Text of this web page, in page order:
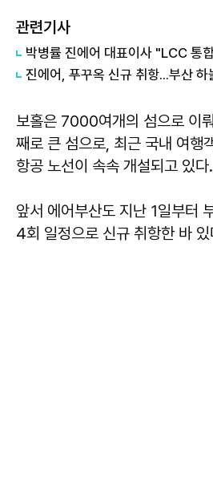
관련기사
박병률 진에어 대표이사 "LCC 통
진에어, 푸꾸옥 신규 취항...부산 하
보홀은 7000여개의 섬으로 이
째로 큰 섬으로, 최근 국내 여행
항공 노선이 속속 개설되고 있다.
앞서 에어부산도 지난 1일부터
4회 일정으로 신규 취항한 바 있